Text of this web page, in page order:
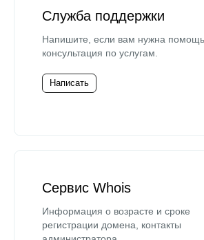
Служба поддержки
Напишите, если вам нужна
консультация по услугам.
Написать
Сервис Whois
Информация о возрасте и сроке
регистрации домена, контакты